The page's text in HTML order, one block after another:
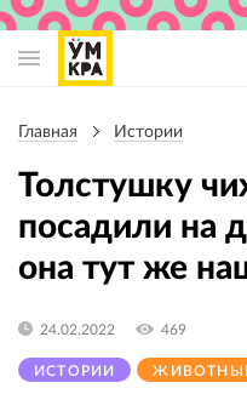
навигации
Главная Истории
Толстушку
посадили на
она тут же
ИСТОРИИ
24.02.2022 469